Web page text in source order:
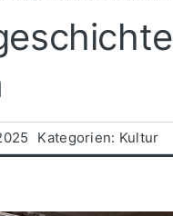
Kategorien: Kultur